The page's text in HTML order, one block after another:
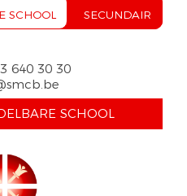
640 30 30
SCHOOL
SCHOOL SECUNDAIR